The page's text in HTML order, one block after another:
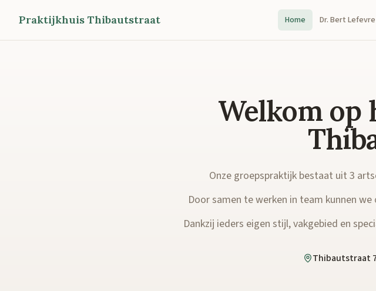
Praktijkhuis Thibautstraat Home Dr. Bert Lefevre
Welkom op
Onze groepspraktijk bestaat uit 3
Door samen te werken in team kunnen
Dankzij ieders eigen stijl, vakgebied en
Thibautstraat